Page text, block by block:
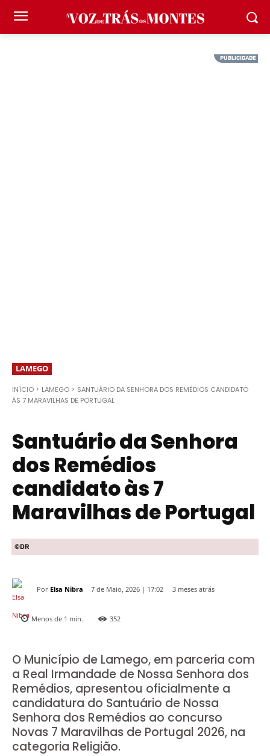
LAMEGO
INÍCIO LAMEGO
SANTUÁRIO DA SENHORA DOS REMÉDIOS CANDIDATO
ÀS 7 MARAVILHAS DE PORTUGAL
Santuário da Senhora
dos Remédios
candidato às 7
Maravilhas de Portugal
©DR
Por Elsa Nibra 7 de Maio, 2026 | 17:02 3 meses atrás
Menos de 1 min. 352
O Município de Lamego, em parceria com
a Real Irmandade de Nossa Senhora dos
Remédios, apresentou oficialmente a
candidatura do Santuário de Nossa
Senhora dos Remédios ao concurso
Novas 7 Maravilhas de Portugal 2026, na
categoria Religião.